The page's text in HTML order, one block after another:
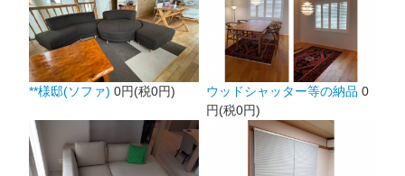
**様邸(ソファ) 0円(税0円) ウッドシャッター等の納品 0
円(税0円)